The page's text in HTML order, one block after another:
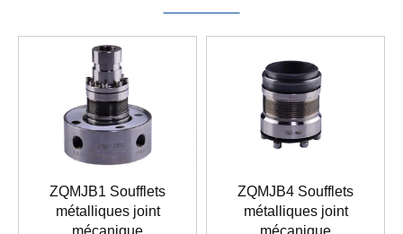
ZQMJB1 Soufflets
métalliques joint
ZQMJB4 Soufflets
métalliques joint